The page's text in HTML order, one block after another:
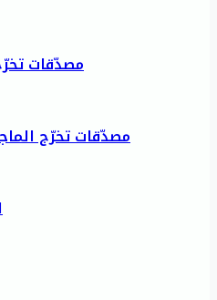
مصدّقات
مصدّقات تخرّج